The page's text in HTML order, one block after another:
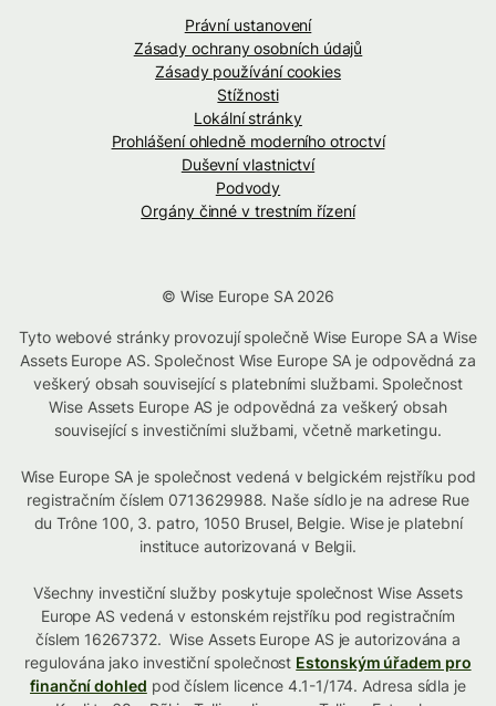
Právní ustanovení
Zásady ochrany osobních údajů
Zásady používání cookies
Stížnosti
Lokální stránky
Prohlášení ohledně moderního otroctví
Duševní vlastnictví
Podvody
Orgány činné v trestním řízení
© Wise Europe SA 2026
Tyto webové stránky provozují společně Wise Europe SA a Wise
Assets Europe AS. Společnost Wise Europe SA je odpovědná za
veškerý obsah související s platebními službami. Společnost
Wise Assets Europe AS je odpovědná za veškerý obsah
související s investičními službami, včetně marketingu.
Wise Europe SA je společnost vedená v belgickém rejstříku pod
registračním číslem 0713629988. Naše sídlo je na adrese Rue
du Trône 100, 3. patro, 1050 Brusel, Belgie. Wise je platební
instituce autorizovaná v Belgii.
Všechny investiční služby poskytuje společnost Wise Assets
Europe AS vedená v estonském rejstříku pod registračním
číslem 16267372. Wise Assets Europe AS je autorizována a
regulována jako investiční společnost Estonským úřadem pro
finanční dohled pod číslem licence 4.1-1/174. Adresa sídla je